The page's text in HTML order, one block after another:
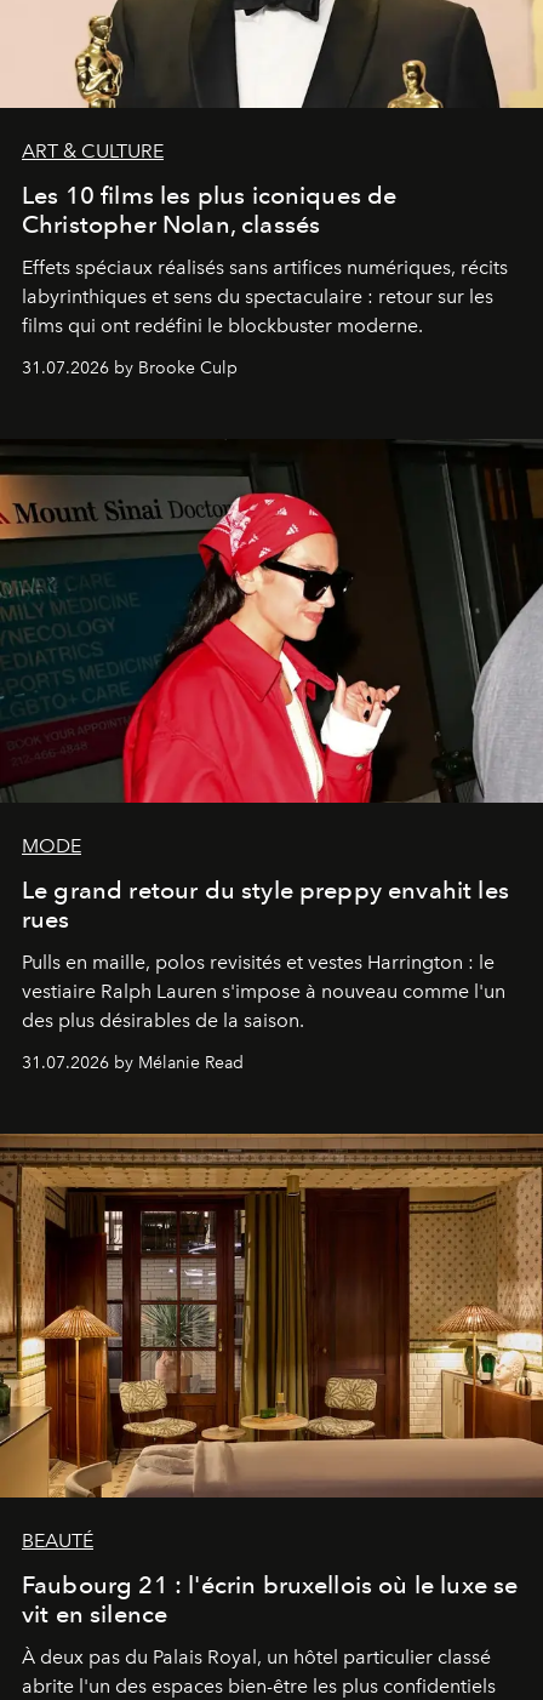
ART & CULTURE
Les 10 films les plus iconiques de
Christopher Nolan, classés
Effets spéciaux réalisés sans artifices numériques, récits
labyrinthiques et sens du spectaculaire : retour sur les
films qui ont redéfini le blockbuster moderne.
31.07.2026 by Brooke Culp
MODE
Le grand retour du style preppy envahit les
rues
Pulls en maille, polos revisités et vestes Harrington : le
vestiaire Ralph Lauren s'impose à nouveau comme l'un
des plus désirables de la saison.
31.07.2026 by Mélanie Read
BEAUTÉ
Faubourg 21 : l'écrin bruxellois où le luxe se
vit en silence
À deux pas du Palais Royal, un hôtel particulier classé
abrite l'un des espaces bien-être les plus confidentiels